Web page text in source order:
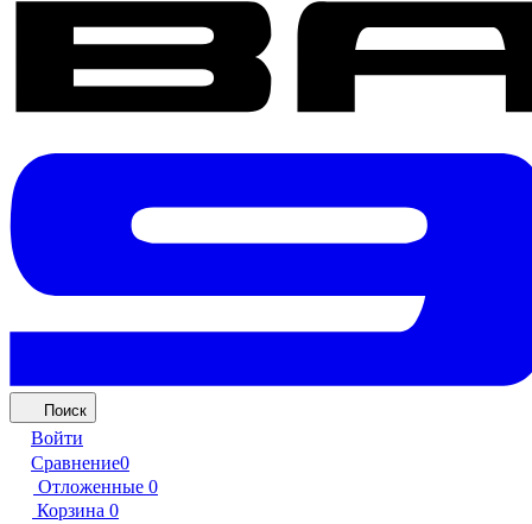
Поиск
Войти
Сравнение0
Отложенные 0
Корзина 0